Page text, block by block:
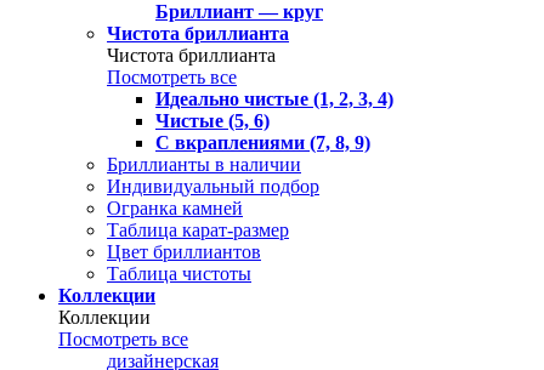
Бриллиант — круг
Чистота бриллианта
Чистота бриллианта
Посмотреть все
Идеально чистые (1, 2, 3, 4)
Чистые (5, 6)
С вкраплениями (7, 8, 9)
Бриллианты в наличии
Индивидуальный подбор
Огранка камней
Таблица карат-размер
Цвет бриллиантов
Таблица чистоты
Коллекции
Коллекции
Посмотреть все
дизайнерская